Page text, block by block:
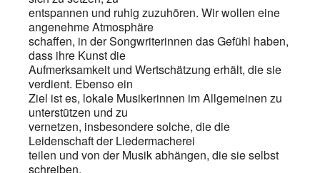
entspannen und ruhig zuzuhören. Wir wollen eine
angenehme Atmosphäre
schaffen, in der Songwriterinnen das Gefühl haben,
dass ihre Kunst die
Aufmerksamkeit und Wertschätzung erhält, die sie
verdient. Ebenso ein
Ziel ist es, lokale Musikerinnen im Allgemeinen zu
unterstützen und zu
vernetzen, insbesondere solche, die die
Leidenschaft der Liedermacherei
teilen und von der Musik abhängen, die sie selbst
schreiben.